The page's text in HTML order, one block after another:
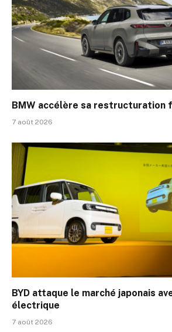
BMW accélère sa restructuration
7 août 2026
BYD attaque le marché japonais
électrique
7 août 2026